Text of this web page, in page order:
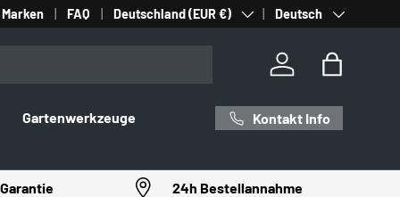
Marken FAQ Land/Region
Deutschland (EUR €) SpracheDeutsch
Einloggen
Gartenwerkzeuge Kontakt Info
24h Bestellannahme